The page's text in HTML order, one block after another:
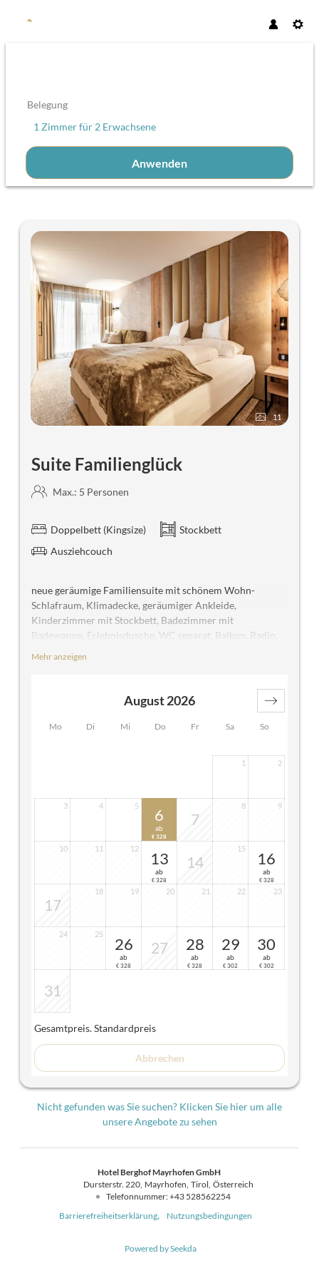
Belegung
1 Zimmerfür 2 Erwachsene
Anwenden
Unsere Angebote im Zimmer
11
Suite Familienglück
Max.: 5 Personen
Doppelbett (Kingsize)
Stockbett
Ausziehcouch
neue geräumige Familiensuite mit schönem Wohn-
Schlafraum, Klimadecke, geräumiger Ankleide,
Kinderzimmer mit Stockbett, Badezimmer mit
Badewanne, Erlebnisdusche, WC separat, Balkon, Radio,
*Bitte beachten Sie, dass sich die Suiten oberhalb unseres
Woche Live-Musik bis 22.00 Uhr haben.
Mehr anzeigen
Mo Di Mi Do Fr Sa So
August 2026
1 2
3 4 5
6
ab
€ 328
7
8 9
10 11 12
13
ab
€ 328
14
15
16
ab
€ 328
17
18 19 20 21 22 23
24 25
26
ab
€ 328
27 28
ab
€ 328
29
ab
€ 302
30
ab
€ 302
31
Gesamtpreis. Standardpreis
Abbrechen
Nicht gefunden was Sie suchen? Klicken Sie hier um alle
unsere Angebote zu sehen
Hotel Berghof Mayrhofen GmbH
Dursterstr. 220 Mayrhofen Tirol Österreich
Telefonnummer:+43 528562254
Barrierefreiheitserklärung
Nutzungsbedingungen
Powered by Seekda